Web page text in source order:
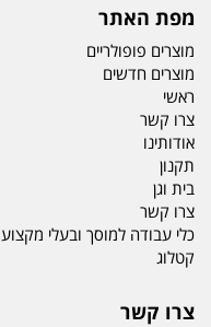
מפת האתר
מוצרים פופולריים
מוצרים חדשים
ראשי
צרו קשר
אודותינו
תקנון
בית וגן
צרו קשר
כלי עבודה למוסך ובעלי מקצוע
קטלוג
צרו קשר